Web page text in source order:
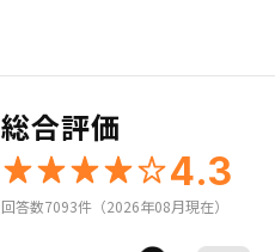
総合評価
4.3
回答数7093件（2026年08月現在）